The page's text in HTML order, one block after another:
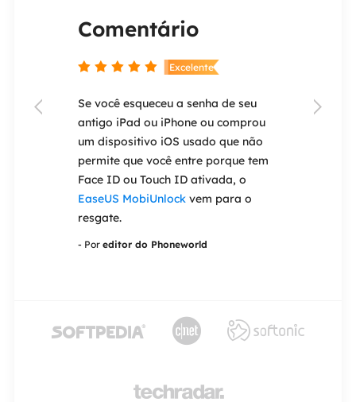
que
Comentário
 Excelente
Se você esqueceu a senha de seu
antigo iPad ou iPhone ou comprou
um dispositivo iOS usado que não
permite que você entre porque tem
Face ID ou Touch ID ativada, o
EaseUS MobiUnlockvem para o
resgate.
- Por editor do Phoneworld
EaseUS
 
  
